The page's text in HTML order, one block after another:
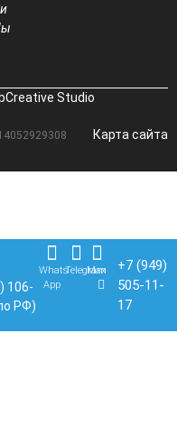
Studio
Карта сайта
106-
РФ)
Whats
App
Telegram
Max
+7 (949)
505-11-
17